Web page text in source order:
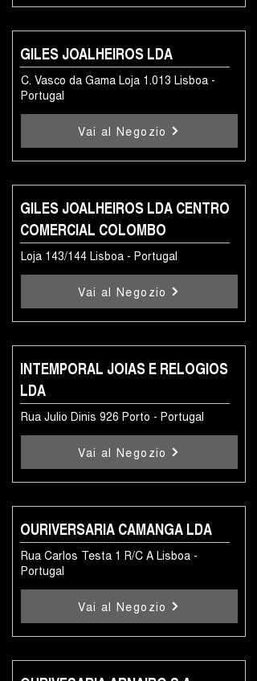
GILES JOALHEIROS LDA
C. Vasco da Gama Loja 1.013 Lisboa -
Portugal
Vai al Negozio
GILES JOALHEIROS LDA CENTRO
COMERCIAL COLOMBO
Loja 143/144 Lisboa - Portugal
Vai al Negozio
INTEMPORAL JOIAS E RELOGIOS
LDA
Rua Julio Dinis 926 Porto - Portugal
Vai al Negozio
OURIVERSARIA CAMANGA LDA
Rua Carlos Testa 1 R/C A Lisboa -
Portugal
Vai al Negozio